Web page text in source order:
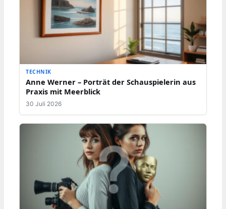
TECHNIK
Anne Werner – Porträt der Schauspielerin aus
Praxis mit Meerblick
30 Juli 2026